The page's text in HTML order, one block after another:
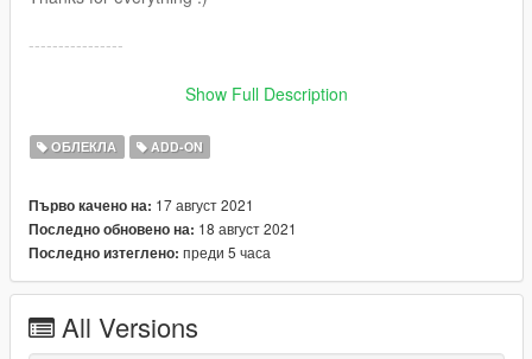
----------------
Buenas! Este pendiente sustituye :
V\x64v.rpf\models\cdimages\streamedpeds_mp.rpf\mp_f_free
mode_01
V\x64v.rpf\models\cdimages\streamedpeds_mp.rpf\mp_m_free
mode_01
Trae 25 texturas que puedes intercambiar para ponerte
Puedes colocarlo también como ropa addon.
Show Full Description
ОБЛЕКЛА ADD-ON
Първо качено на: 17 август 2021
Последно обновено на: 18 август 2021
Последно изтеглено: преди 5 часа
All Versions